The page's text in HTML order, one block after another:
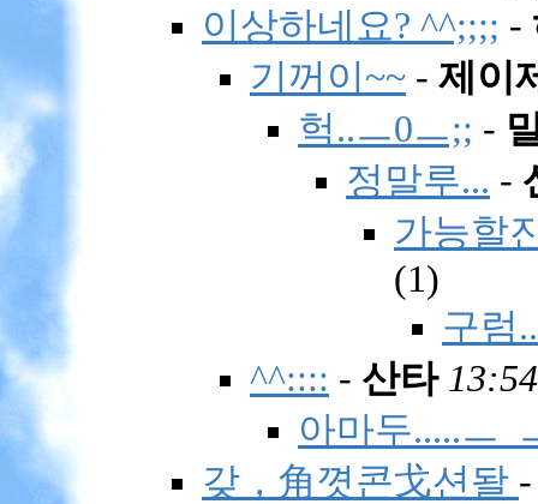
이상하네요? ^^;;;; -
기꺼이~~ - 제이
헉..ㅡ0ㅡ;; -
정말루... -
가능할
(1)
구럼
^^:::: - 산타
아마두.....ㅡ_
갖，角꼇콘戈션돨